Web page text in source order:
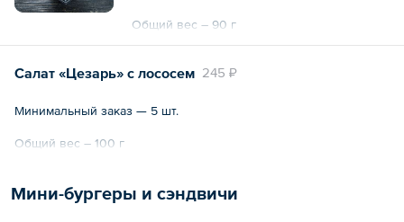
Общий вес – 90 г
245 ₽
Салат «Цезарь» с лососем
Минимальный заказ — 5 шт.
Общий вес – 100 г
Мини-бургеры и сэндвичи